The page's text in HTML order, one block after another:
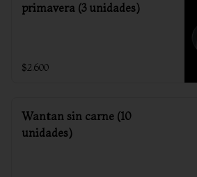
primavera (3 unidades)
$2.600
Wantan sin carne (10
unidades)